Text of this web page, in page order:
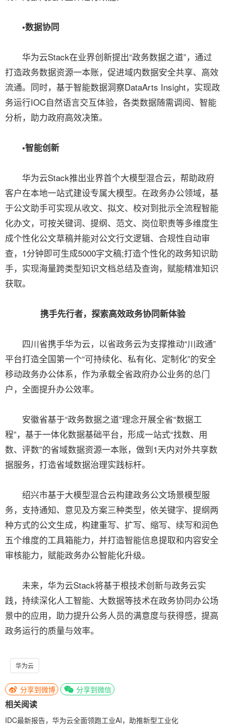
•数据协同
华为云Stack在业界创新提出“政务数据之道”，通过
打造政务数据资源一本账，促进域内数据安全共享、高效
流通。同时，基于智能数据洞察DataArts Insight，实现政
务运行IOC自然语言交互体验，各类数据随需调阅、智能
分析，助力政府高效决策。
•智能创新
华为云Stack推出业界首个大模型混合云，帮助政府
客户在本地一站式建设专属大模型。在政务办公领域，基
于公文助手可实现从收文、拟文、校对到批示全流程智能
化办文，可按关键词、提纲、范文、岗位职责等多维度生
成个性化公文草稿并能对公文行文逻辑、合规性自动审
查，1分钟即可生成5000字文稿;打造个性化的政务知识助
手，实现海量跨类型知识文档总结及查询，赋能精准知识
获取。
携手先行者，探索高效政务协同新体验
四川省携手华为云，以省政务云为支撑推动“川政通”
平台打造全国第一个“可持续化、私有化、定制化”的安全
移动政务办公体系，作为承载全省政府办公业务的总门
户，全面提升办公效率。
安徽省基于“政务数据之道”理念开展全省“数据工
程”，基于一体化数据基础平台，形成一站式“找数、用
数、评数”的省域数据资源一本账，做到1天内对外共享数
据服务，打造省域数据治理实践标杆。
绍兴市基于大模型混合云构建政务公文场景模型服
务，支持通知、意见及方案三种类型，依关键字、提纲两
种方式的公文生成，构建重写、扩写、缩写、续写和润色
五个维度的工具箱能力，并打造智能信息提取和内容安全
审核能力，赋能政务办公智能化升级。
未来，华为云Stack将基于根技术创新与政务云实
践，持续深化人工智能、大数据等技术在政务协同办公场
景中的应用，助力提升公务人员的满意度与获得感，提高
政务运行的质量与效率。
华为云
分享到微博 分享到微信
相关阅读
IDC最新报告，华为云全面领跑工业AI，助推新型工业化